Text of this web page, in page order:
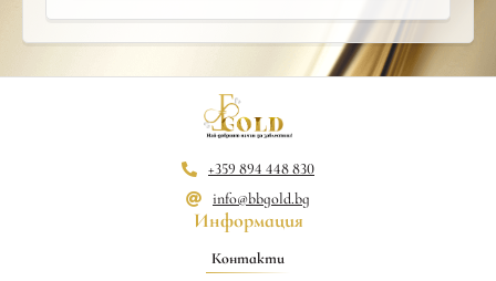
+359 894 448 830
info@bbgold.bg
Информация
Контакти